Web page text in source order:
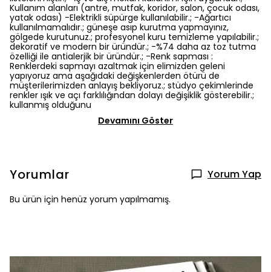
Kullanım alanları (antre, mutfak, koridor, salon, çocuk odası,
yatak odası) -Elektrikli süpürge kullanılabilir.; -Ağartıcı
kullanılmamalıdır.; güneşe asıp kurutma yapmayınız,
gölgede kurutunuz.; profesyonel kuru temizleme yapılabilir.;
dekoratif ve modern bir üründür.; -%74 daha az toz tutma
özelliği ile antialerjik bir üründür.; -Renk sapması :
Renklerdeki sapmayı azaltmak için elimizden geleni
yapıyoruz ama aşağıdaki değişkenlerden ötürü de
müşterilerimizden anlayış bekliyoruz.; stüdyo çekimlerinde
renkler ışık ve açı farklılığından dolayı değişiklik gösterebilir.;
kullanmış olduğunu
Devamını Göster
Yorumlar Yorum Yap
Bu ürün için henüz yorum yapılmamış.